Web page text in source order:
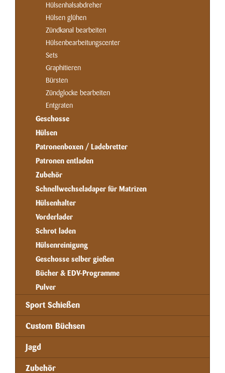
Hülsenhalsabdreher
Hülsen glühen
Zündkanal bearbeiten
Hülsenbearbeitungscenter
Sets
Graphitieren
Bürsten
Zündglocke bearbeiten
Entgraten
Geschosse
Hülsen
Patronenboxen / Ladebretter
Patronen entladen
Zubehör
Schnellwechseladaper für Matrizen
Hülsenhalter
Vorderlader
Schrot laden
Hülsenreinigung
Geschosse selber gießen
Bücher & EDV-Programme
Pulver
Sport Schießen
Custom Büchsen
Jagd
Zubehör